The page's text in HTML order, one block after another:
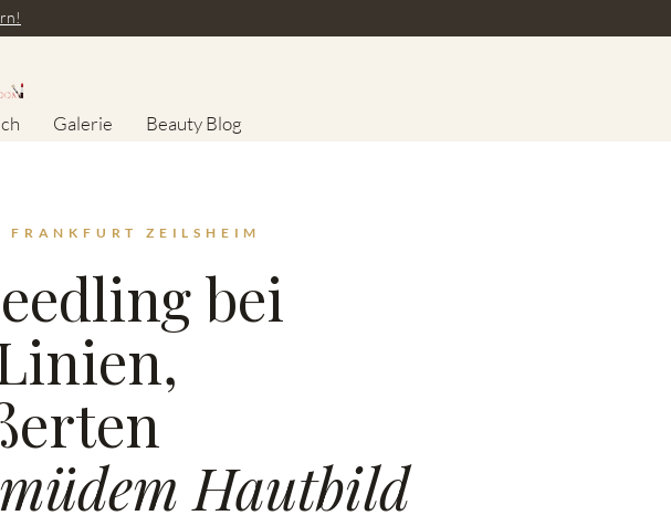
Galerie Beauty Blog
FRANKFURT ZEILSHEIM
bei
müdem Hautbild